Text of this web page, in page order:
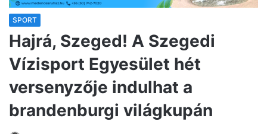
SPORT
Hajrá, Szeged! A Szegedi
Vízisport Egyesület hét
versenyzője indulhat a
brandenburgi világkupán